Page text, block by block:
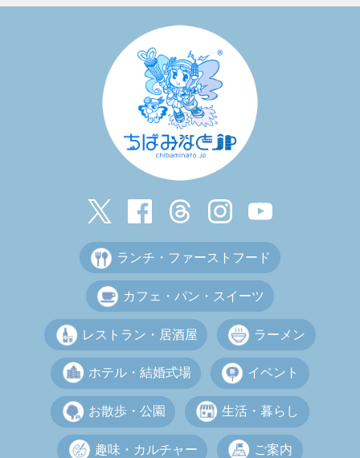
ランチ・ファーストフード
カフェ・パン・スイーツ
レストラン・居酒屋 ラーメン
ホテル・結婚式場 イベント
お散歩・公園 生活・暮らし
趣味・カルチャー ご案内